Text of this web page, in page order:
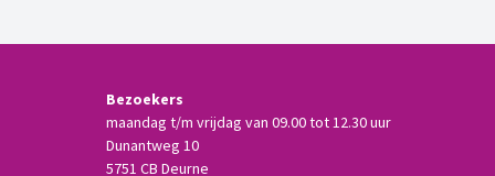
Bezoekers
maandag t/m vrijdag van 09.00 tot 12.30 uur
Dunantweg 10
5751 CB Deurne